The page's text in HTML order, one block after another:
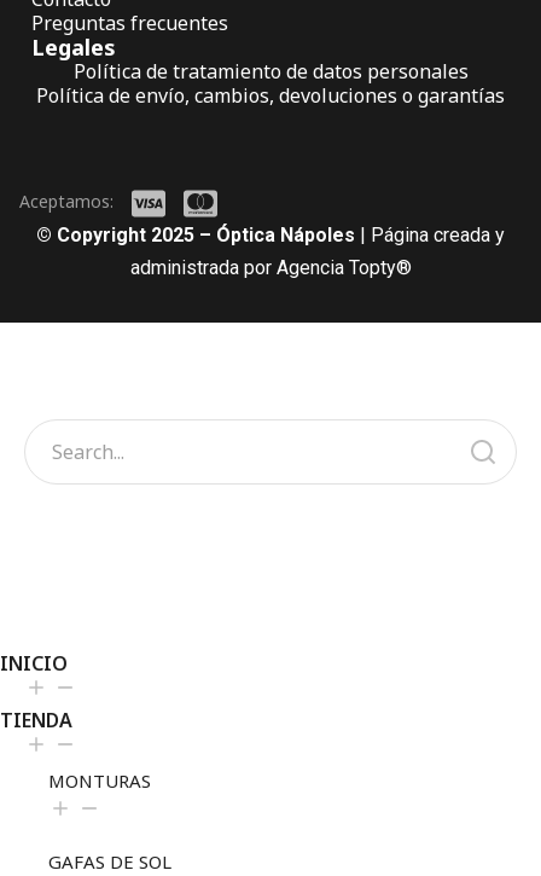
Preguntas frecuentes
Legales
Política de tratamiento de datos personales
Política de envío, cambios, devoluciones o garantías
© Copyright 2025 – Óptica Nápoles
| Página creada y
administrada por Agencia Topty®
Aceptamos:
INICIO
TIENDA
MONTURAS
GAFAS DE SOL